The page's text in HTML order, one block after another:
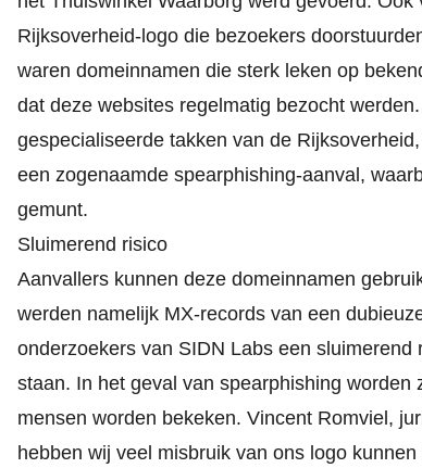
Rijksoverheid-logo die bezoekers
waren domeinnamen die sterk leken op
dat deze websites regelmatig bezocht
gespecialiseerde takken van de
een zogenaamde spearphishing-aanval,
gemunt.
Sluimerend risico
Aanvallers kunnen deze domeinnamen
werden namelijk MX-records van een
onderzoekers van SIDN Labs een
staan. In het geval van spearphishing
mensen worden bekeken. Vincent Romviel,
hebben wij veel misbruik van ons logo